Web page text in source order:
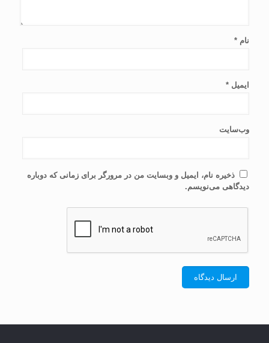
نام *
ایمیل *
وب‌سایت
ذخیره نام، ایمیل و وبسایت من در مرورگر برای زمانی که دوباره
دیدگاهی می‌نویسم.